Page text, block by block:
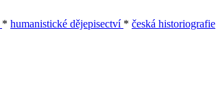
* humanistické dějepisectví * česká historiografie